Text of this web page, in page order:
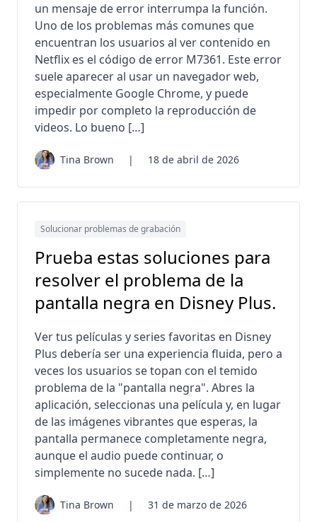
un mensaje de error interrumpa la función.
Uno de los problemas más comunes que
encuentran los usuarios al ver contenido en
Netflix es el código de error M7361. Este error
suele aparecer al usar un navegador web,
especialmente Google Chrome, y puede
impedir por completo la reproducción de
videos. Lo bueno […]
Tina Brown | 18 de abril de 2026
Solucionar problemas de grabación
Prueba estas soluciones para
resolver el problema de la
pantalla negra en Disney Plus.
Ver tus películas y series favoritas en Disney
Plus debería ser una experiencia fluida, pero a
veces los usuarios se topan con el temido
problema de la "pantalla negra". Abres la
aplicación, seleccionas una película y, en lugar
de las imágenes vibrantes que esperas, la
pantalla permanece completamente negra,
aunque el audio puede continuar, o
simplemente no sucede nada. […]
Tina Brown | 31 de marzo de 2026